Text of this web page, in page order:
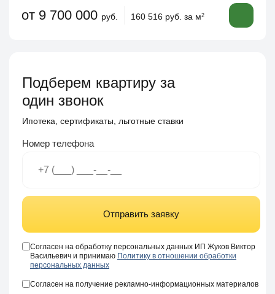
от 9 700 000 руб. 160 516 руб. за м2
Подберем квартиру за
один звонок
Ипотека, сертификаты, льготные ставки
Номер телефона
Отправить заявку
Согласен на обработку персональных данных ИП Жуков Виктор
Васильевич и принимаю Политику в отношении обработки
персональных данных
Согласен на получение рекламно-информационных материалов